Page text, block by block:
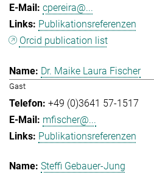
cpereira@...
Publikationsreferenzen
Orcid publication list
Dr. Maike Laura Fischer
Gast
+49 (0)3641 57-1517
mfischer@...
Publikationsreferenzen
Steffi Gebauer-Jung